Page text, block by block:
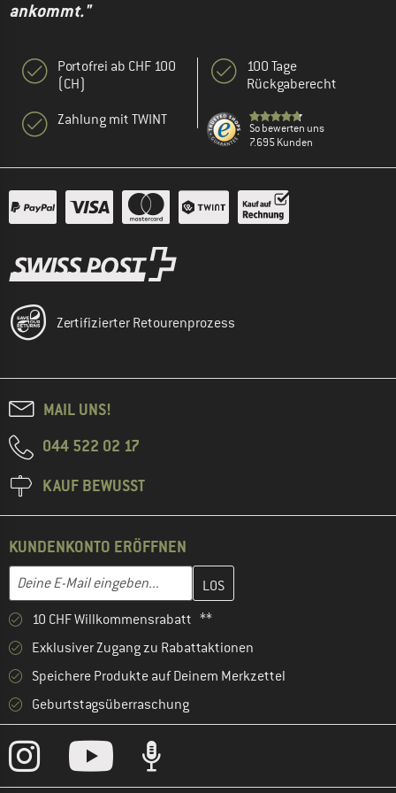
ankommt."
Portofrei ab CHF 100
(CH)
Zahlung mit TWINT
100 Tage
Rückgaberecht
So bewerten uns
7.695 Kunden
Zertifizierter Retourenprozess
MAIL UNS!
044 522 02 17
KAUF BEWUSST
KUNDENKONTO ERÖFFNEN
E-Mail-Adresse
Gib hier deine E-Mail-Adresse ein und erstelle im nächsten
10 CHF Willkommensrabatt **
Exklusiver Zugang zu Rabattaktionen
Speichere Produkte auf Deinem Merkzettel
Geburtstagsüberraschung